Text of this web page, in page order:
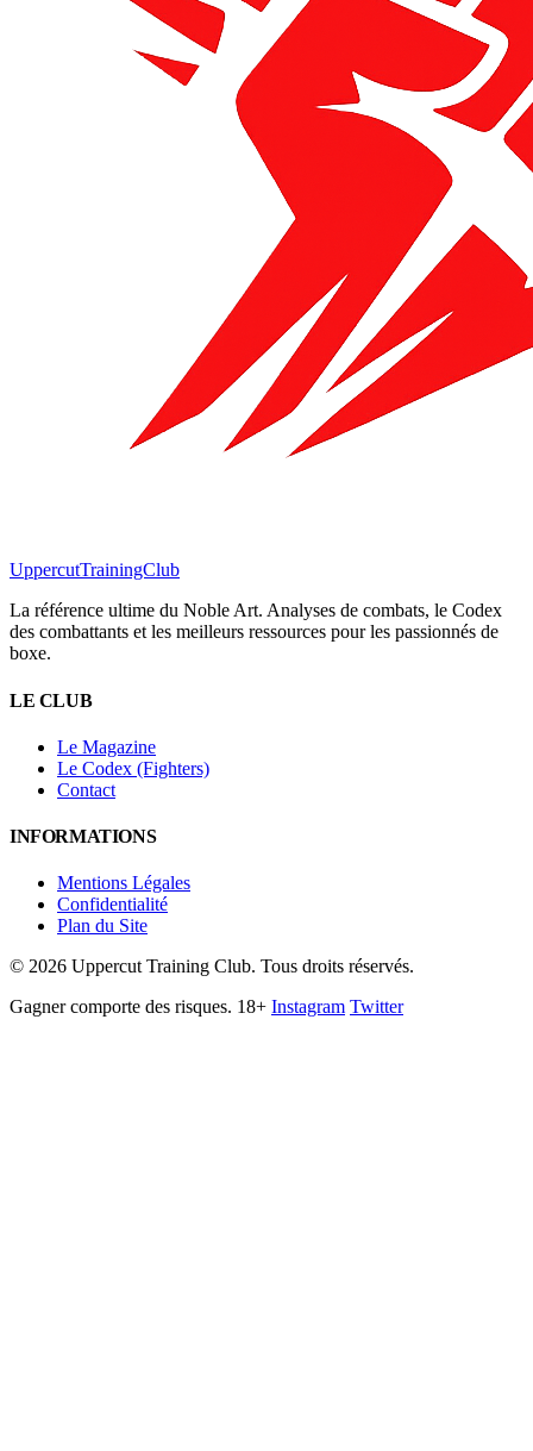
UppercutTrainingClub
La référence ultime du Noble Art. Analyses de combats, le Codex
des combattants et les meilleurs ressources pour les passionnés de
boxe.
LE CLUB
Le Magazine
Le Codex (Fighters)
Contact
INFORMATIONS
Mentions Légales
Confidentialité
Plan du Site
© 2026 Uppercut Training Club. Tous droits réservés.
Gagner comporte des risques. 18+ Instagram Twitter